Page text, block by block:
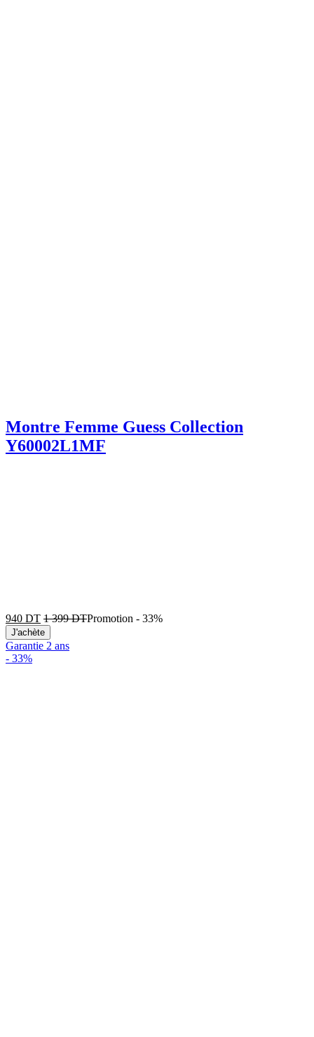
Montre Femme Guess Collection
Y60002L1MF
940 DT 1 399DTPromotion - 33%
J'achète
Garantie 2 ans
- 33%